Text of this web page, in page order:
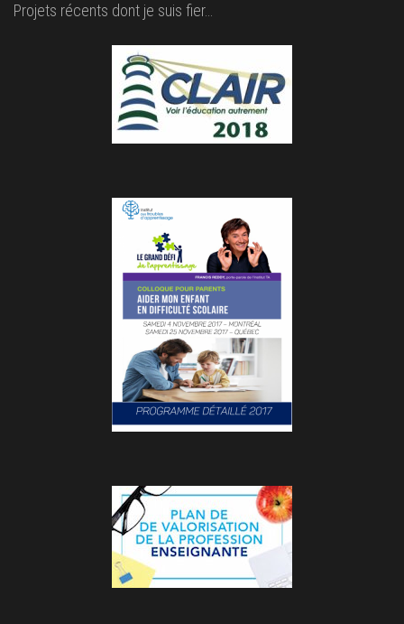
Projets récents dont je suis fier…